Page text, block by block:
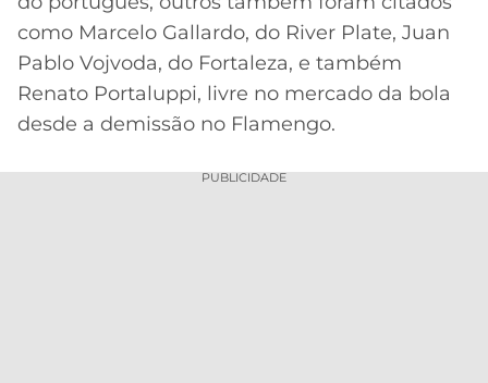
como Marcelo Gallardo, do River Plate, Juan
Pablo Vojvoda, do Fortaleza, e também
Renato Portaluppi, livre no mercado da bola
desde a demissão no Flamengo.
PUBLICIDADE